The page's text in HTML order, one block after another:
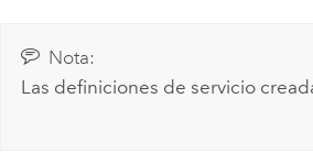
Nota:
Las definiciones de servicio